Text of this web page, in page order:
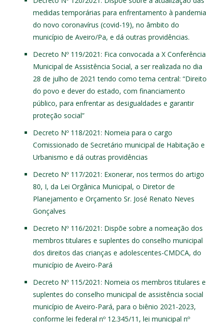
medidas temporárias para enfrentamento à pandemia
do novo coronavírus (covid-19), no âmbito do
município de Aveiro/Pa, e dá outras providências.
Decreto Nº 119/2021: Fica convocada a X Conferência
Municipal de Assistência Social, a ser realizada no dia
28 de julho de 2021 tendo como tema central: “Direito
do povo e dever do estado, com financiamento
público, para enfrentar as desigualdades e garantir
proteção social”
Decreto Nº 118/2021: Nomeia para o cargo
Comissionado de Secretário municipal de Habitação e
Urbanismo e dá outras providências
Decreto Nº 117/2021: Exonerar, nos termos do artigo
80, I, da Lei Orgânica Municipal, o Diretor de
Planejamento e Orçamento Sr. José Renato Neves
Gonçalves
Decreto Nº 116/2021: Dispõe sobre a nomeação dos
membros titulares e suplentes do conselho municipal
dos direitos das crianças e adolescentes-CMDCA, do
município de Aveiro-Pará
Decreto Nº 115/2021: Nomeia os membros titulares e
suplentes do conselho municipal de assistência social
município de Aveiro-Pará, para o biênio 2021-2023,
conforme lei federal nº 12.345/11, lei municipal nº